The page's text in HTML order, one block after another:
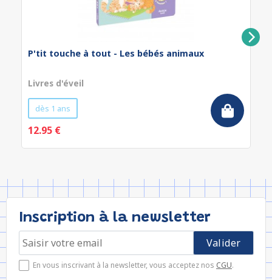
P'tit touche à tout - Les bébés animaux
Livres d'éveil
dès 1 ans
12.95 €
Inscription à la newsletter
En vous inscrivant à la newsletter, vous acceptez nos CGU.